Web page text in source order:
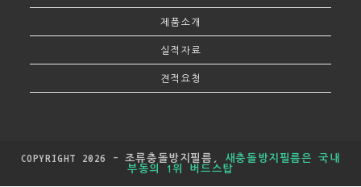
제품소개​
실적자료
견적요청
COPYRIGHT 2026 - 조류충돌방지필름, 새충돌방지필름은 국내
부동의 1위 버드스탑